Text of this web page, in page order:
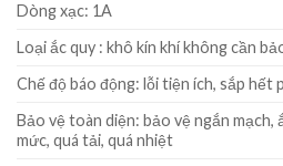
Dòng xạc: 1A
Loại ắc quy : khô kín khí không cần
Chế độ báo động: lỗi tiện ích, sắp hết
Bảo vệ toàn diện: bảo vệ ngắn mạch,
mức, quá tải, quá nhiệt